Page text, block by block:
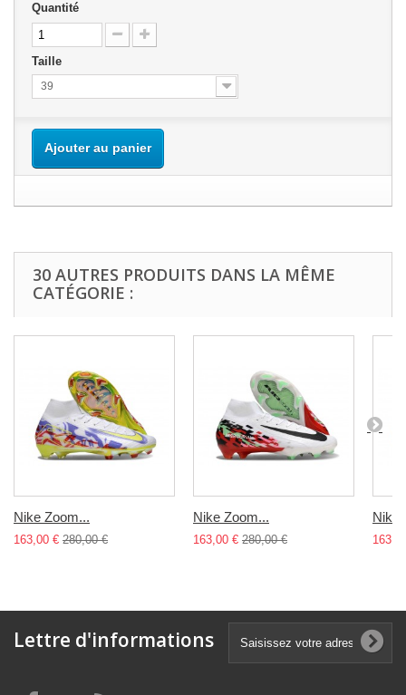
Quantité
Taille
39
Ajouter au panier
30 AUTRES PRODUITS DANS LA MÊME
CATÉGORIE :
Nike Zoom...
163,00 € 280,00 €
Nike Zoom...
163,00 € 280,00 €
Nike
Lettre d'informations